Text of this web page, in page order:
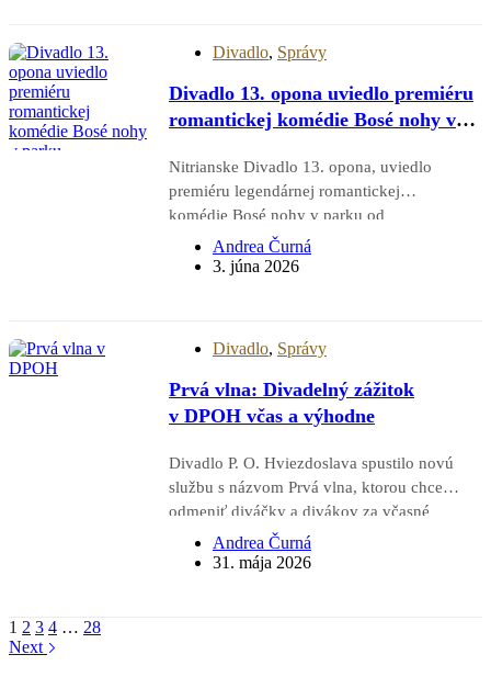
Divadlo, Správy
Divadlo 13. opona uviedlo premiéru
romantickej komédie Bosé nohy v
jednom javisku zožali standing
ovation
Nitrianske Divadlo 13. opona, uviedlo
premiéru legendárnej romantickej
komédie Bosé nohy v parku od
svetoznámeho amerického dramatika Neila
Simona. Novinka v réžii Viktora Vinczeho si
Andrea Čurná
3. júna 2026
Divadlo, Správy
Prvá vlna: Divadelný zážitok
v DPOH včas a výhodne
Divadlo P. O. Hviezdoslava spustilo novú
službu s názvom Prvá vlna, ktorou chce
odmeniť diváčky a divákov za včasné
plánovanie návštevy predstavení. Ak si
zakúpia alebo rezervujú vstupenky na
Andrea Čurná
31. mája 2026
1 2 3 4 … 28
Next